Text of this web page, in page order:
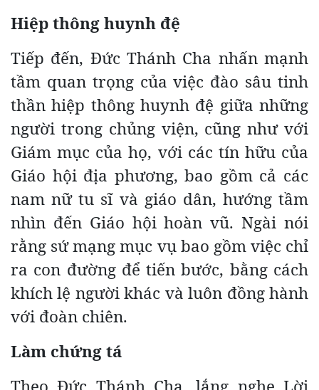
Hiệp thông huynh đệ
Tiếp đến, Đức Thánh Cha nhấn mạnh
tầm quan trọng của việc đào sâu tinh
thần hiệp thông huynh đệ giữa những
người trong chủng viện, cũng như với
Giám mục của họ, với các tín hữu của
Giáo hội địa phương, bao gồm cả các
nam nữ tu sĩ và giáo dân, hướng tầm
nhìn đến Giáo hội hoàn vũ. Ngài nói
rằng sứ mạng mục vụ bao gồm việc chỉ
ra con đường để tiến bước, bằng cách
khích lệ người khác và luôn đồng hành
với đoàn chiên.
Làm chứng tá